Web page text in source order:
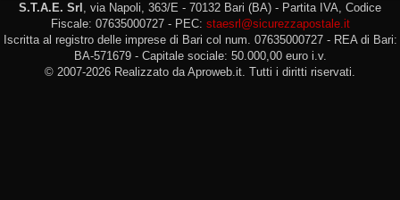
S.T.A.E. Srl , via Napoli, 363/E - 70132 Bari (BA) - Partita IVA, Codice
Fiscale: 07635000727 - PEC: staesrl@sicurezzapostale.it
Iscritta al registro delle imprese di Bari col num. 07635000727 - REA di Bari:
BA-571679 - Capitale sociale: 50.000,00 euro i.v.
© 2007-2026 Realizzato da Aproweb.it. Tutti i diritti riservati.